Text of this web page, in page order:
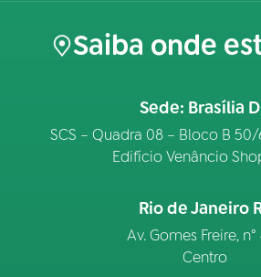
Saiba onde
Sede: Brasília
SCS – Quadra 08 – Bloco B 50/
Edifício Venâncio
Rio de Janeiro
Av. Gomes Freire, n°
Centro